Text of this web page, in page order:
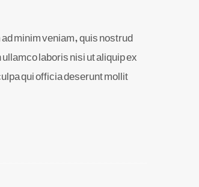
minim veniam, quis nostrud
laboris nisi ut aliquip ex
qui officia deserunt mollit